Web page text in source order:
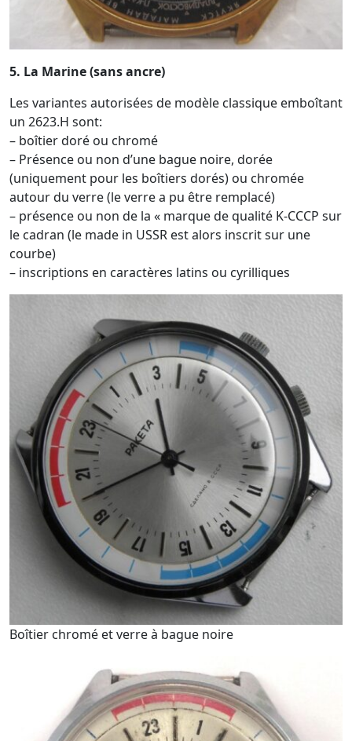
5. La Marine (sans ancre)
Les variantes autorisées de modèle classique emboîtant
un 2623.H sont:
– boîtier doré ou chromé
– Présence ou non d’une bague noire, dorée
(uniquement pour les boîtiers dorés) ou chromée
autour du verre (le verre a pu être remplacé)
– présence ou non de la « marque de qualité K-CCCP sur
le cadran (le made in USSR est alors inscrit sur une
courbe)
– inscriptions en caractères latins ou cyrilliques
Boîtier chromé et verre à bague noire